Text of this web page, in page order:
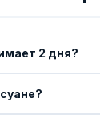
2 дня?